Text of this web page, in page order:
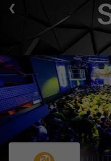
❮
01 Oct 202300:00
Lun. Mar. Mie.
Back and Stage, 2
conciertos